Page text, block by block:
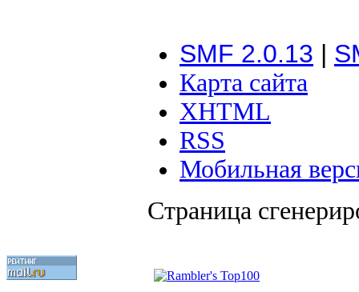
SMF 2.0.13 |
Карта сайта
XHTML
RSS
Мобильная
Страница